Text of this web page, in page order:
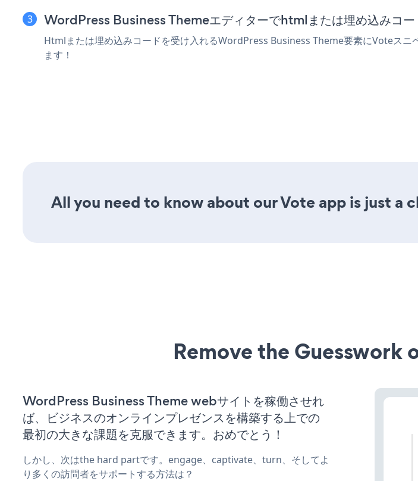
WordPress Business Themeエディターでhtmlまたは埋め込みコー
Htmlまたは埋め込みコードを受け入れるWordPress Business Theme要素にVoteス
ます！
All you need to know about our Vote app is just a
Remove the Guesswork
WordPress Business Theme webサイトを稼働させれ
ば、ビジネスのオンラインプレゼンスを構築する上での
最初の大きな課題を克服できます。おめでとう！
しかし、次はthe hard partです。engage、captivate、turn、そしてよ
り多くの訪問者をサポートする方法は？